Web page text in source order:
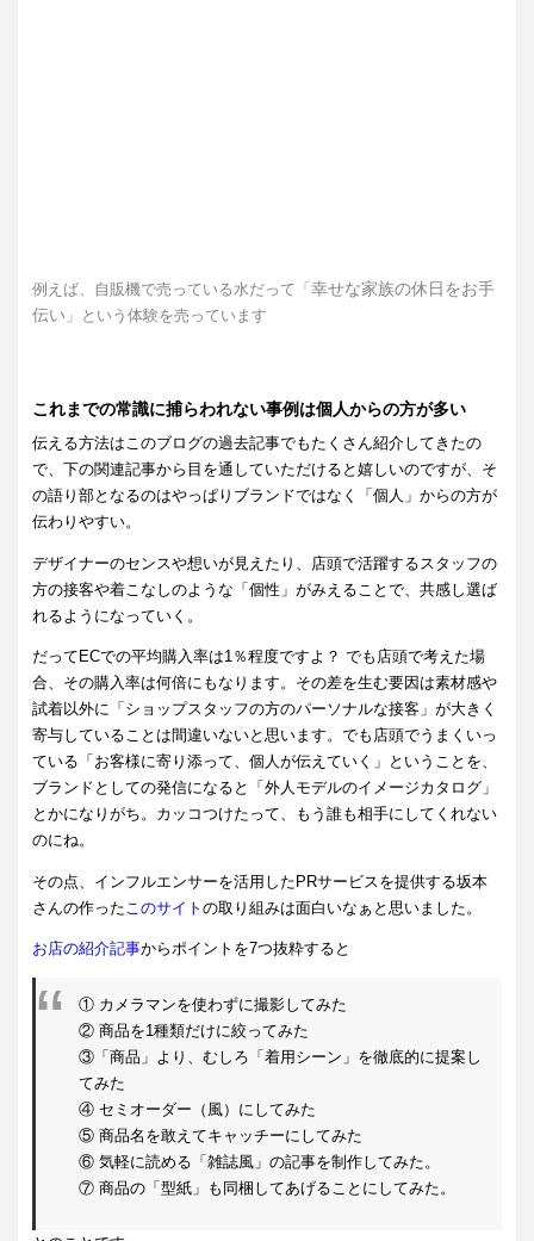
例えば、自販機で売っている水だって「 幸せな家族の休日をお手
伝い 」という体験を売っています
これまでの常識に捕らわれない事例は個人からの方が多い
伝える方法はこのブログの過去記事でもたくさん紹介してきたの
で、下の関連記事から目を通していただけると嬉しいのですが、そ
の語り部となるのはやっぱりブランドではなく「個人」からの方が
伝わりやすい。
デザイナーのセンスや想いが見えたり、店頭で活躍するスタッフの
方の接客や着こなしのような「個性」がみえることで、共感し選ば
れるようになっていく。
だってECでの平均購入率は1％程度ですよ？ でも店頭で考えた場
合、その購入率は何倍にもなります。その差を生む要因は素材感や
試着以外に「ショップスタッフの方のパーソナルな接客」が大きく
寄与していることは間違いないと思います。でも店頭でうまくいっ
ている「お客様に寄り添って、個人が伝えていく」ということを、
ブランドとしての発信になると「外人モデルのイメージカタログ」
とかになりがち。カッコつけたって、もう誰も相手にしてくれない
のにね。
その点、インフルエンサーを活用したPRサービスを提供する坂本
さんの作った このサイト の取り組みは面白いなぁと思いました。
お店の紹介記事からポイントを7つ抜粋すると
① カメラマンを使わずに撮影してみた
② 商品を1種類だけに絞ってみた
③「商品」より、むしろ「着用シーン」を徹底的に提案し
てみた
④ セミオーダー（風）にしてみた
⑤ 商品名を敢えてキャッチーにしてみた
⑥ 気軽に読める「雑誌風」の記事を制作してみた。
⑦ 商品の「型紙」も同梱してあげることにしてみた。